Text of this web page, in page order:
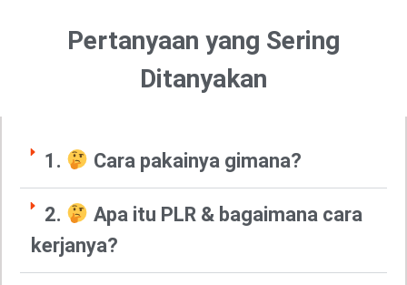
Pertanyaan yang Sering
Ditanyakan
1. Cara pakainya gimana?
2.
Apa itu PLR & bagaimana cara
kerjanya?